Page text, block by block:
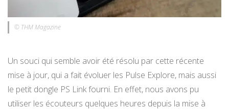
© THM Magazine
Un souci qui semble avoir été résolu par cette récente
mise à jour, qui a fait évoluer les Pulse Explore, mais aussi
le petit dongle PS Link fourni. En effet, nous avons pu
utiliser les écouteurs quelques heures depuis la mise à